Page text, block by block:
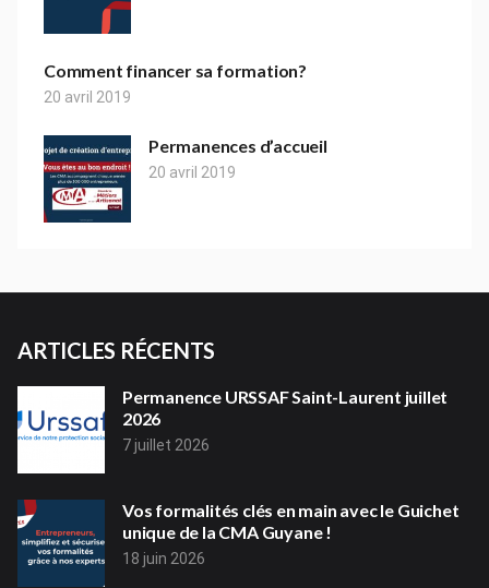
Comment financer sa formation?
20 avril 2019
Permanences d’accueil
20 avril 2019
ARTICLES RÉCENTS
Permanence URSSAF Saint-Laurent juillet
2026
7 juillet 2026
Vos formalités clés en main avec le Guichet
unique de la CMA Guyane !
18 juin 2026